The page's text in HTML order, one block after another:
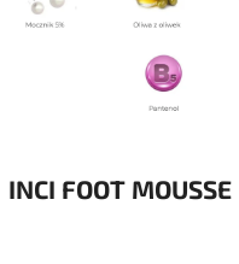
INCI FOOT MOUSSE